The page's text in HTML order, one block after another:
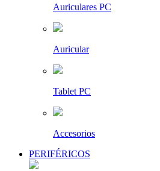
Auriculares PC
Auricular
Tablet PC
Accesorios
PERIFÉRICOS